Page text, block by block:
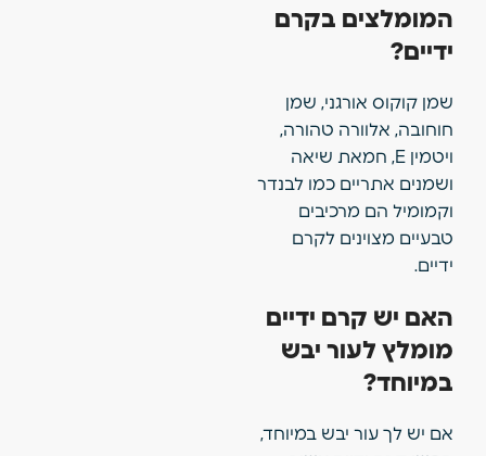
המומלצים בקרם
ידיים?
שמן קוקוס אורגני, שמן
חוחובה, אלוורה טהורה,
ויטמין E, חמאת שיאה
ושמנים אתריים כמו לבנדר
וקמומיל הם מרכיבים
טבעיים מצוינים לקרם
ידיים.
האם יש קרם ידיים
מומלץ לעור יבש
במיוחד?
אם יש לך עור יבש במיוחד,